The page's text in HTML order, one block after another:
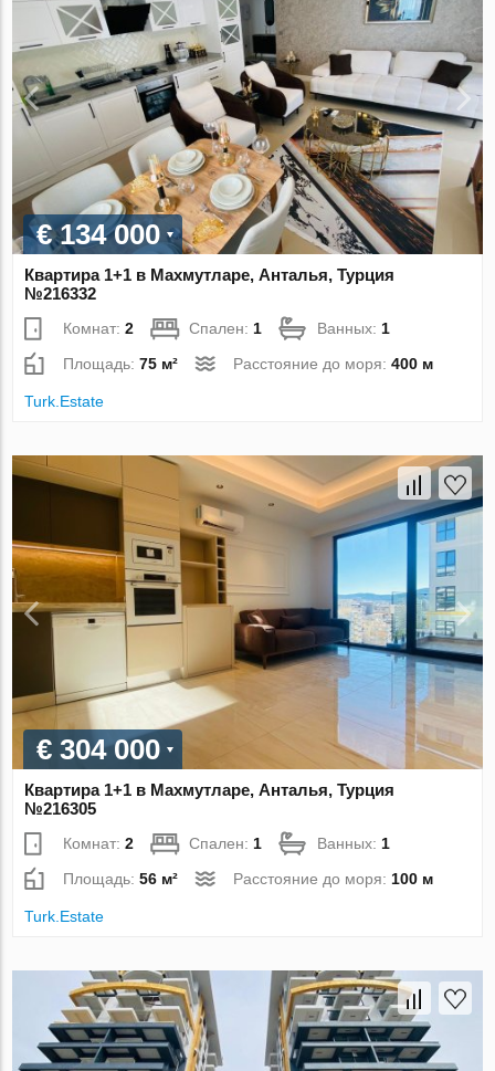
€ 134 000
Квартира 1+1 в Махмутларе, Анталья, Турция
№216332
Комнат:2 Спален:1 Ванных:1
Площадь:75 м² Расстояние до моря:400 м
Turk.Estate
€ 304 000
Квартира 1+1 в Махмутларе, Анталья, Турция
№216305
Комнат:2 Спален: 1 Ванных: 1
Площадь:56 м² Расстояние до моря: 100 м
Turk.Estate